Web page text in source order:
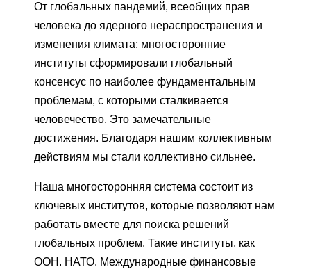
От глобальных пандемий, всеобщих прав
человека до ядерного нераспространения и
изменения климата; многосторонние
институты сформировали глобальный
консенсус по наиболее фундаментальным
проблемам, с которыми сталкивается
человечество. Это замечательные
достижения. Благодаря нашим коллективным
действиям мы стали коллективно сильнее.
Наша многосторонняя система состоит из
ключевых институтов, которые позволяют нам
работать вместе для поиска решений
глобальных проблем. Такие институты, как
ООН. НАТО. Международные финансовые